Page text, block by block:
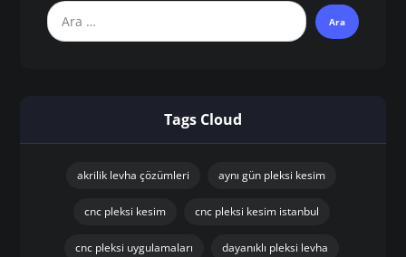
Tags Cloud
akrilik levha çözümleri aynı gün pleksi kesim
cnc pleksi kesim cnc pleksi kesim istanbul
cnc pleksi uygulamaları dayanıklı pleksi levha